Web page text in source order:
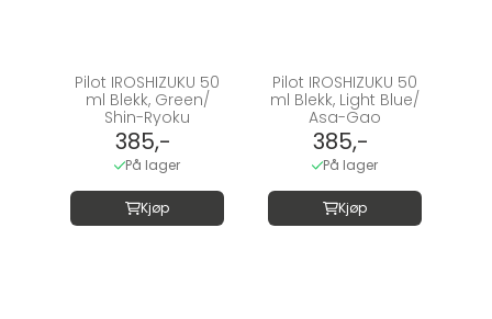
Pilot IROSHIZUKU 50
ml Blekk, Green/
Shin-Ryoku
385,-
På lager
Kjøp
Pilot IROSHIZUKU 50
ml Blekk, Light Blue/
Asa-Gao
385,-
På lager
Kjøp